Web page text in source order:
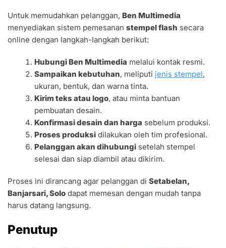
Untuk memudahkan pelanggan, Ben Multimedia
menyediakan sistem pemesanan stempel flash secara
online dengan langkah-langkah berikut:
Hubungi Ben Multimedia melalui kontak resmi.
Sampaikan kebutuhan, meliputi jenis stempel,
ukuran, bentuk, dan warna tinta.
Kirim teks atau logo, atau minta bantuan
pembuatan desain.
Konfirmasi desain dan harga sebelum produksi.
Proses produksi dilakukan oleh tim profesional.
Pelanggan akan dihubungi setelah stempel
selesai dan siap diambil atau dikirim.
Proses ini dirancang agar pelanggan di Setabelan,
Banjarsari, Solo dapat memesan dengan mudah tanpa
harus datang langsung.
Penutup